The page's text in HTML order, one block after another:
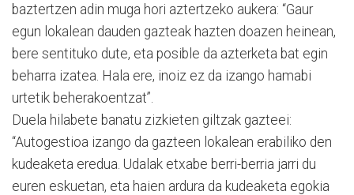
baztertzen adin muga hori aztertzeko aukera: “Gaur
egun lokalean dauden gazteak hazten doazen heinean,
bere sentituko dute, eta posible da azterketa bat egin
beharra izatea. Hala ere, inoiz ez da izango hamabi
urtetik beherakoentzat”.
Duela hilabete banatu zizkieten giltzak gazteei:
“Autogestioa izango da gazteen lokalean erabiliko den
kudeaketa eredua. Udalak etxabe berri-berria jarri du
euren eskuetan, eta haien ardura da kudeaketa egokia